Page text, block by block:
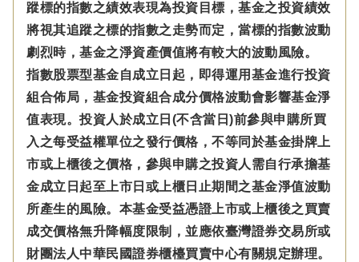
蹤標的指數之績效表現為投資目標，基金之投資績效
將視其追蹤之標的指數之走勢而定，當標的指數波動
劇烈時，基金之淨資產價值將有較大的波動風險。
指數股票型基金自成立日起，即得運用基金進行投資
組合佈局，基金投資組合成分價格波動會影響基金淨
值表現。投資人於成立日(不含當日)前參與申購所買
入之每受益權單位之發行價格，不等同於基金掛牌上
市或上櫃後之價格，參與申購之投資人需自行承擔基
金成立日起至上市日或上櫃日止期間之基金淨值波動
所產生的風險。本基金受益憑證上市或上櫃後之買賣
成交價格無升降幅度限制，並應依臺灣證券交易所或
財團法人中華民國證券櫃檯買賣中心有關規定辦理。